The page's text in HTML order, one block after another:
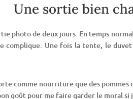
Une sortie bien
photo de deux jours. En temps
complique. Une fois la tente, le
comme nourriture que des
goût pour me faire garder le moral si